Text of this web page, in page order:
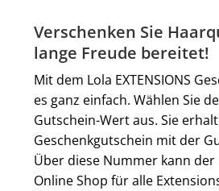
Verschenken Sie
lange Freude bereitet!
Mit dem Lola EXTENSIONS
es ganz einfach. Wählen Sie
Gutschein-Wert aus. Sie
Geschenkgutschein mit der
Über diese Nummer kann
Online Shop für alle